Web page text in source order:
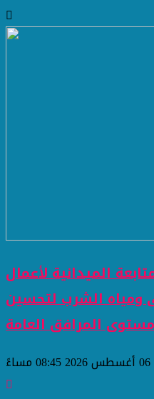
الميدانية لأعمال
الشرب لتحسين
مستوى المرافق العامة